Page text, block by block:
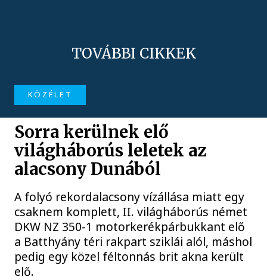
TOVÁBBI CIKKEK
KÖZÉLET
Sorra kerülnek elő
világháborús leletek az
alacsony Dunából
A folyó rekordalacsony vízállása miatt egy
csaknem komplett, II. világháborús német
DKW NZ 350-1 motorkerékpárbukkant elő
a Batthyány téri rakpart sziklái alól, máshol
pedig egy közel féltonnás brit akna került
elő.